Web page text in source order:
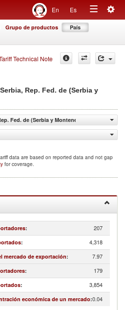
En Es
Toggle
Grupo de productos País
Technical Note
Rep. Fed. de (Serbia y
Fed. de (Serbia y Montenegro)
data are based on reported data and not gap
for coverage.
: 207
: 4,318
mercado de exportación: 7.97
: 179
: 3,854
económica de un mercado:0.04